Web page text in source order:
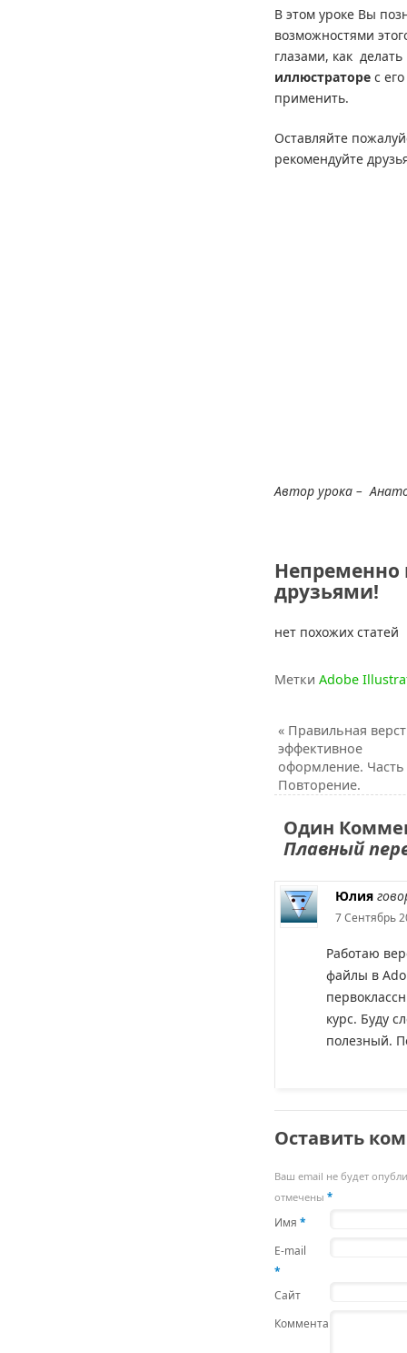
В этом уроке Вы
возможностями
глазами, как делать
иллюстраторес
применить.
Оставляйте
рекомендуйте
Автор урока –
Непременно
друзьями!
нет похожих статей
Метки Adobe
«Правильная
эффективное
оформление. Часть
Повторение.
Один
Плавный
Юлия
7 Сентябрь
Работаю
файлы в
курс. Буду
полезный.
Оставить
Ваш email не будет
отмечены *
Имя *
E-mail
*
Сайт
Комментарий